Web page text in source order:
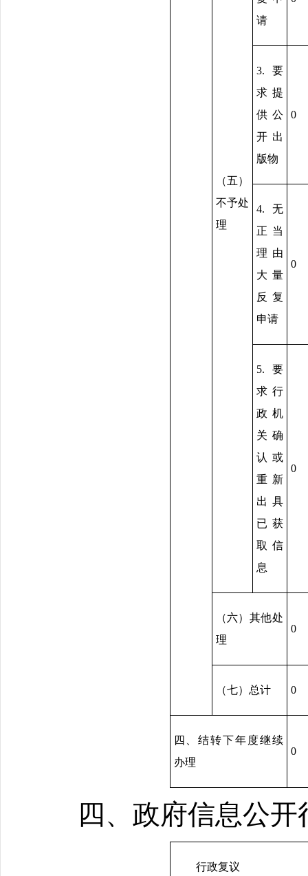
（五）
不予处
理
请
3.要
求提
供公
开出
版物
0
4.无
正当
理由
大量
反复
申请
0
5.要
求行
政机
关确
认或
重新
出具
已获
取信
息
0
（六）其他处
理
0
（七）总计 0
四、结转下年度继续
办理
0
四、政府信息公
行政复议